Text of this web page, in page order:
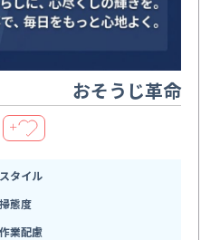
おそうじ革命
＋
タイル
態度
業配慮